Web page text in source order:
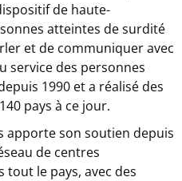
de haute-
atteintes de surdité
et de communiquer avec
service des personnes
1990 et a réalisé des
pays à ce jour.
apporte son soutien depuis
de centres
le pays, avec des